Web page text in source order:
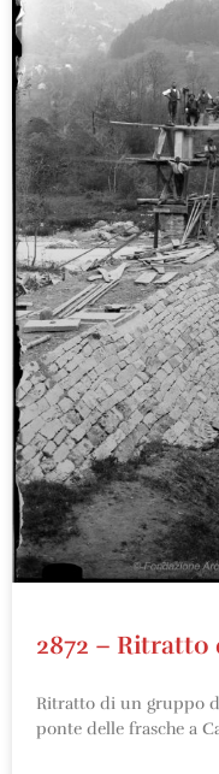
2872 –
Ritratto di un gruppo
ponte delle frasche a